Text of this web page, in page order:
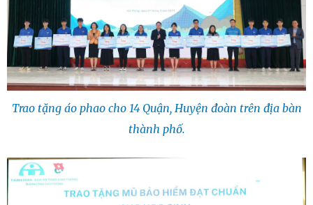
Trao tặng áo phao cho 14 Quận, Huyện đoàn trên địa bàn
thành phố.